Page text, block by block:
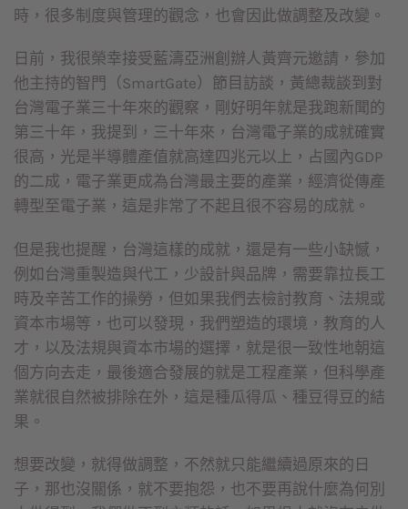
時，很多制度與管理的觀念，也會因此做調整及改變。
日前，我很榮幸接受藍濤亞洲創辦人黃齊元邀請，參加
他主持的智門（SmartGate）節目訪談，黃總裁談到對
台灣電子業三十年來的觀察，剛好明年就是我跑新聞的
第三十年，我提到，三十年來，台灣電子業的成就確實
很高，光是半導體產值就高達四兆元以上，占國內GDP
的二成，電子業更成為台灣最主要的產業，經濟從傳產
轉型至電子業，這是非常了不起且很不容易的成就。
但是我也提醒，台灣這樣的成就，還是有一些小缺憾，
例如台灣重製造與代工，少設計與品牌，需要靠拉長工
時及辛苦工作的操勞，但如果我們去檢討教育、法規或
資本市場等，也可以發現，我們塑造的環境，教育的人
才，以及法規與資本市場的選擇，就是很一致性地朝這
個方向去走，最後適合發展的就是工程產業，但科學產
業就很自然被排除在外，這是種瓜得瓜、種豆得豆的結
果。
想要改變，就得做調整，不然就只能繼續過原來的日
子，那也沒關係，就不要抱怨，也不要再說什麼為何別